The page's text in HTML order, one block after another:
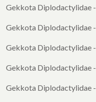
Gekkota Diplodactylidae -
Gekkota Diplodactylidae -
Gekkota Diplodactylidae -
Gekkota Diplodactylidae -
Gekkota Diplodactylidae -